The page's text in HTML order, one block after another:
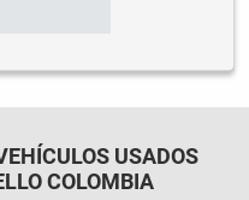
USADOS
COLOMBIA